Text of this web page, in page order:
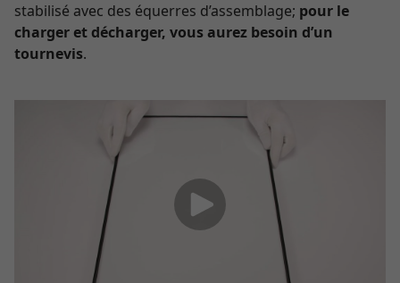
stabilisé avec des équerres d’assemblage; pour le
charger et décharger, vous aurez besoin d’un
tournevis.